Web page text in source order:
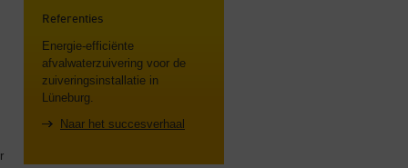
Referenties
Energie-efficiënte
afvalwaterzuivering voor de
zuiveringsinstallatie in
Lüneburg.
Naar het succesverhaal